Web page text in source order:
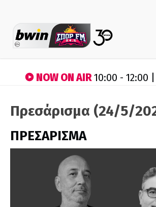
NOW ON AIR10:00 - 12:00 |
Πρεσάρισμα (24/5/
ΠΡΕΣΑΡΙΣΜΑ